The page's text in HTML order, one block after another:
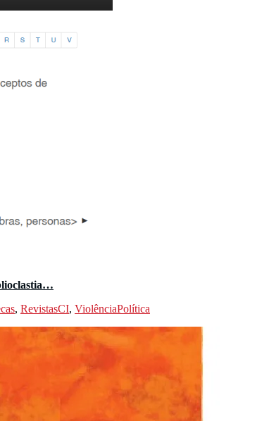
, RevistasCI, ViolênciaPolítica